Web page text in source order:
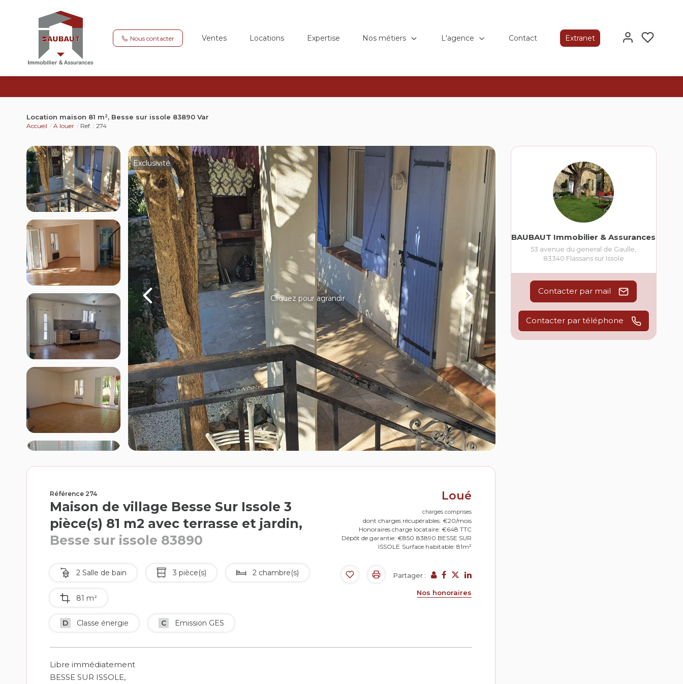
Nous contacter Ventes Locations Expertise Nos métiers L'agence Contact Extranet
Location maison 81 m², Besse sur issole 83890 Var
Accueil A louer Ref. : 274
Exclusivité
Cliquez pour agrandir
Référence 274
Maison de village Besse Sur Issole 3
pièce(s) 81 m2 avec terrasse et jardin,
Besse sur issole 83890
2 Salle de bain 3 pièce(s) 2 chambre(s)
81 m²
D Classe énergie C Emission GES
Loué
charges comprises
dont charges récupérables: €20/mois
Honoraires charge locataire: €648 TTC
Dépôt de garantie: €850 83890 BESSE SUR
ISSOLE Surface habitable: 81m²
Partager :
Nos honoraires
Libre immédiatement
BESSE SUR ISSOLE,
BAUBAUT Immobilier & Assurances
53 avenue du general de Gaulle
83340 Flassans sur Issole
Contacter par mail
Contacter par téléphone